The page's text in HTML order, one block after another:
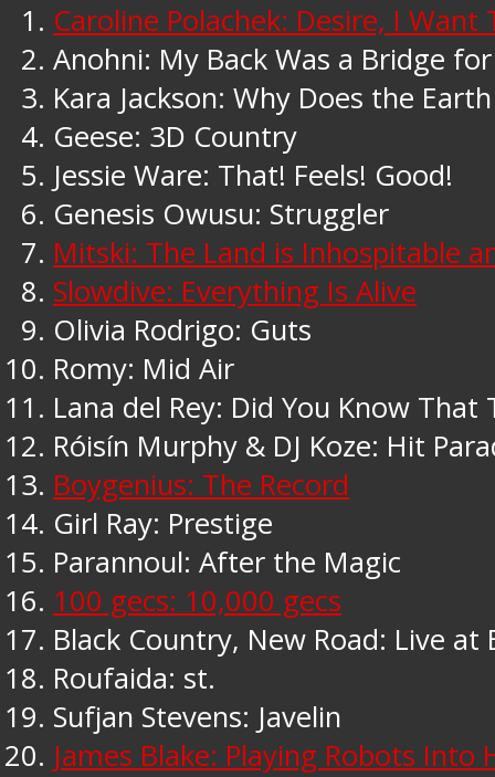
Caroline Polachek: Desire, I
Anohni: My Back Was a Bridge
Kara Jackson: Why Does the
Geese: 3D Country
Jessie Ware: That! Feels! Good!
Genesis Owusu: Struggler
Mitski: The Land is Inhospitable
Slowdive: Everything Is Alive
Olivia Rodrigo: Guts
Romy: Mid Air
Lana del Rey: Did You Know That
Róisín Murphy & DJ Koze: Hit
Boygenius: The Record
Girl Ray: Prestige
Parannoul: After the Magic
100 gecs: 10,000 gecs
Black Country, New Road: Live at
Roufaida: st.
Sufjan Stevens: Javelin
James Blake: Playing Robots Into